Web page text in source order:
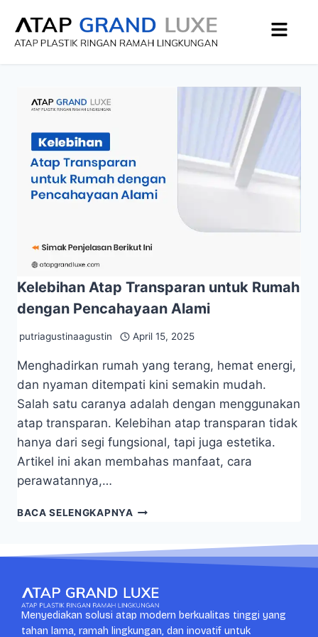
Kelebihan Atap Transparan untuk Rumah
dengan Pencahayaan Alami
putriagustinaagustin April 15, 2025
Menghadirkan rumah yang terang, hemat energi,
dan nyaman ditempati kini semakin mudah.
Salah satu caranya adalah dengan menggunakan
atap transparan. Kelebihan atap transparan tidak
hanya dari segi fungsional, tapi juga estetika.
Artikel ini akan membahas manfaat, cara
perawatannya,…
BACA SELENGKAPNYA
Menyediakan solusi atap modern berkualitas tinggi yang
tahan lama, ramah lingkungan, dan inovatif untuk